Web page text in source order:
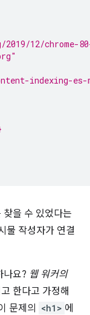
12/chrome-
indexing-
찾을 수 있었다는
물 작성자가 연결
나요? 웹 워커의
한다고 가정해
문제의
<h1> 에